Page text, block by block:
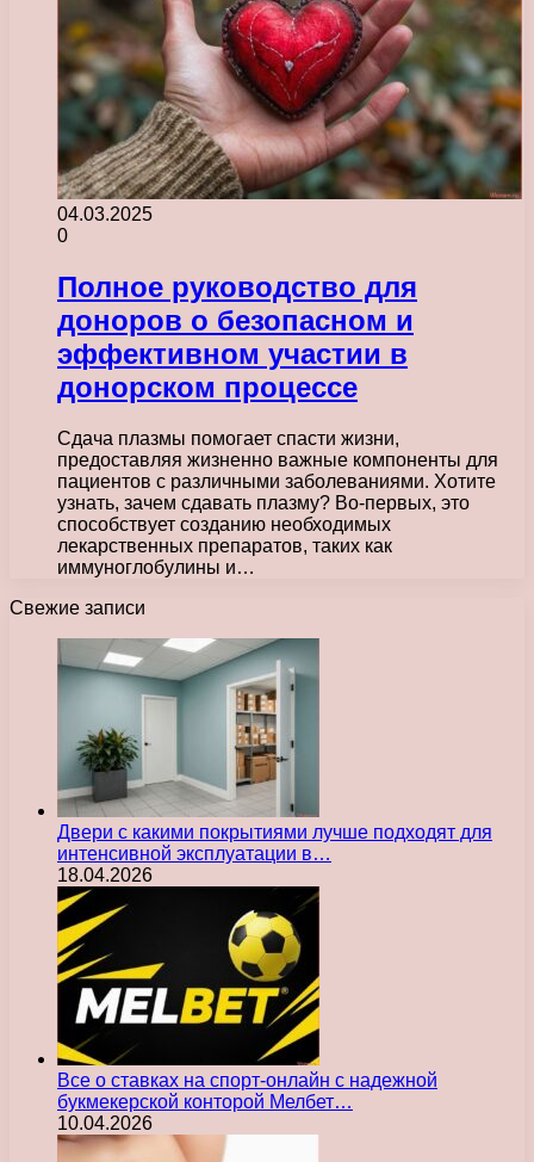
04.03.2025
0
Полное руководство для
доноров о безопасном и
эффективном участии в
донорском процессе
Сдача плазмы помогает спасти жизни,
предоставляя жизненно важные компоненты для
пациентов с различными заболеваниями. Хотите
узнать, зачем сдавать плазму? Во-первых, это
способствует созданию необходимых
лекарственных препаратов, таких как
иммуноглобулины и…
Свежие записи
Двери с какими покрытиями лучше подходят для
интенсивной эксплуатации в…
18.04.2026
Все о ставках на спорт-онлайн с надежной
букмекерской конторой Мелбет…
10.04.2026